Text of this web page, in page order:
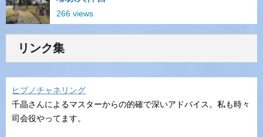
リンク集
ヒプノチャネリング
千晶さんによるマスターからの的確で深いアドバイス。私も時々
司会役やってます。